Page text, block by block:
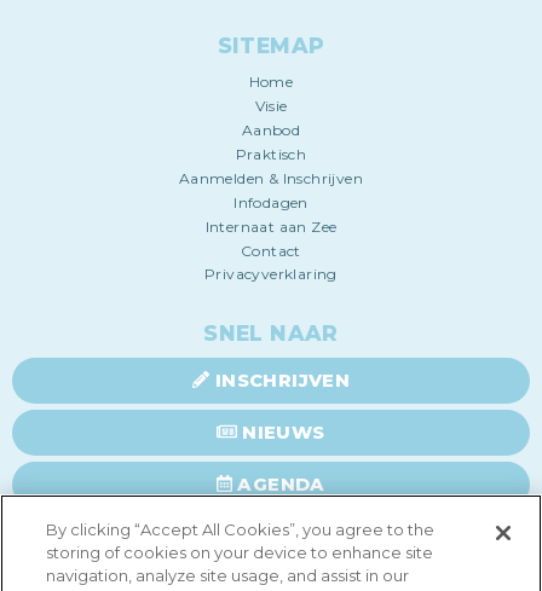
SITEMAP
Home
Visie
Aanbod
Praktisch
Aanmelden & Inschrijven
Infodagen
Internaat aan Zee
Contact
Privacyverklaring
SNEL NAAR
INSCHRIJVEN
NIEUWS
AGENDA
FOTO'S
By clicking “Accept All Cookies”, you agree to the
storing of cookies on your device to enhance site
navigation, analyze site usage, and assist in our